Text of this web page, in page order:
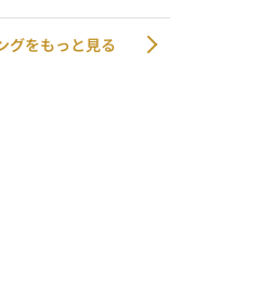
グをもっと見る